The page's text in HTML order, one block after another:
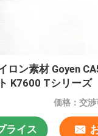
ロン素材 Goyen
K7600 Tシリーズ
価格：交渉
ライス